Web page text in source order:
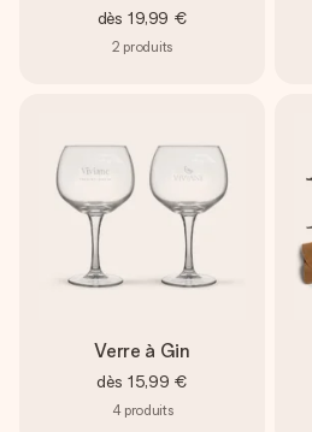
dès 19,99 €
2 produits
Verre à Gin
dès 15,99 €
4 produits